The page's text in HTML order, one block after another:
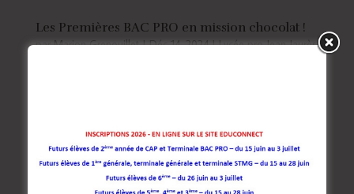
Les Premières BAC PRO en mission chocolat !
parMarion Grenouillet|Déc 14, 2024|Lycée pro Jean Jaurès
de chocolats pour financer leur voyage en Angleterre !
Leur talent de vendeurs et leur investissement ont...